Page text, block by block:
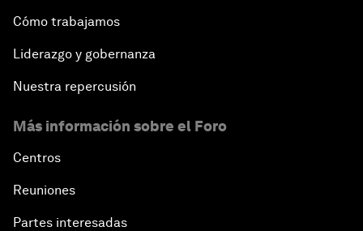
Cómo trabajamos
Liderazgo y gobernanza
Nuestra repercusión
Más información sobre el Foro
Centros
Reuniones
Partes interesadas